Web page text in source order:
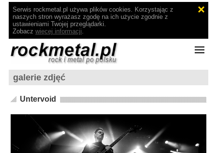
Serwis rockmetal.pl używa plików cookies. Korzystając z
naszych stron wyrażasz zgodę na ich użycie zgodnie z
ustawieniami Twojej przeglądarki.
Zobacz więcej informacji.
galerie zdjęć
Untervoid